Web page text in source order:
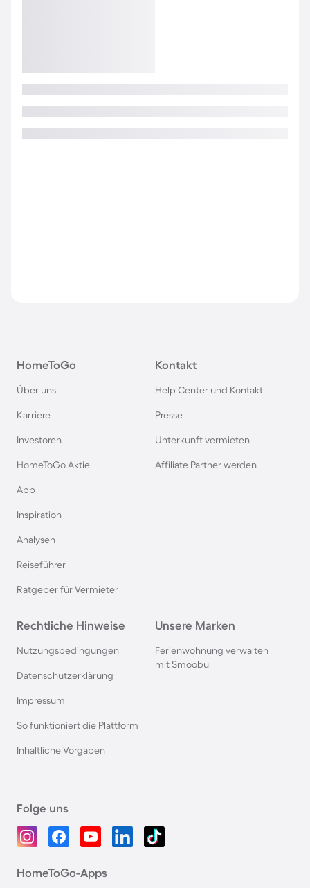
HomeToGo
Über uns
Karriere
Investoren
HomeToGo Aktie
App
Inspiration
Analysen
Reiseführer
Ratgeber für Vermieter
Kontakt
Help Center und Kontakt
Presse
Unterkunft vermieten
Affiliate Partner werden
Rechtliche Hinweise
Nutzungsbedingungen
Datenschutzerklärung
Impressum
So funktioniert die Plattform
Inhaltliche Vorgaben
Unsere Marken
Ferienwohnung verwalten
mit Smoobu
Folge uns
HomeToGo-Apps